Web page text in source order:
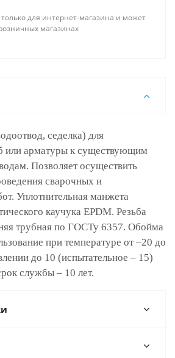
для интернет-магазина и может
магазинах
седелка) для
или арматуры к существующим
Позволяет осуществить
сварочных и
Уплотнительная манжета
каучука EPDM. Резьба
трубная по ГОСТу 6357. Обойма
при температуре от –20 до
до 10 (испытательное – 15)
службы – 10 лет.